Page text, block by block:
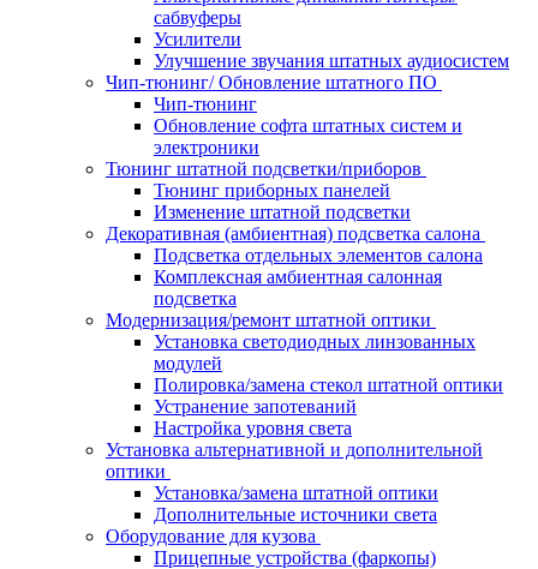
сабвуферы
Усилители
Улучшение звучания штатных аудиосистем
Чип-тюнинг/ Обновление штатного ПО
Чип-тюнинг
Обновление софта штатных систем и
электроники
Тюнинг штатной подсветки/приборов
Тюнинг приборных панелей
Изменение штатной подсветки
Декоративная (амбиентная) подсветка салона
Подсветка отдельных элементов салона
Комплексная амбиентная салонная
подсветка
Модернизация/ремонт штатной оптики
Установка светодиодных линзованных
модулей
Полировка/замена стекол штатной оптики
Устранение запотеваний
Настройка уровня света
Установка альтернативной и дополнительной
оптики
Установка/замена штатной оптики
Дополнительные источники света
Оборудование для кузова
Прицепные устройства (фаркопы)